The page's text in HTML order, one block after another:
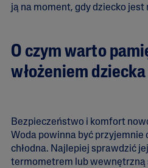
ją na moment, gdy dziecko
O czym warto
włożeniem
Bezpieczeństwo i komfort
Woda powinna być przyjemnie
chłodna. Najlepiej sprawdzić
termometrem lub wewnętrzną